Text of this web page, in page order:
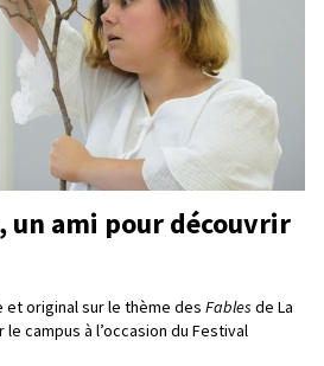
un ami pour découvrir
original sur le thème des Fables de La
campus à l’occasion du Festival